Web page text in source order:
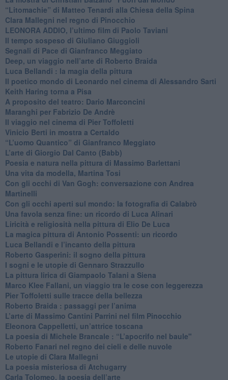
​“Litomachie” di Matteo Tenardi alla Chiesa della Spina
​Clara Mallegni nel regno di Pinocchio
​LEONORA ADDIO, l’ultimo film di Paolo Taviani
Il tempo sospeso di Giuliano Giuggioli
Segnali di Pace di Gianfranco Meggiato
​Deep, un viaggio nell’arte di Roberto Braida
​Luca Bellandi : la magia della pittura
​Il poetico mondo di Leonardo nel cinema di Alessandro Sarti
​Keith Haring torna a Pisa
​A proposito del teatro: Dario Marconcini
Maranghi per Fabrizio De Andrè
​Il viaggio nel cinema di Pier Toffoletti
Vinicio Berti in mostra a Certaldo
“L’uomo Quantico” di Gianfranco Meggiato
​L’arte di Giorgio Dal Canto (Babb)
Poesia e natura nella pittura di Massimo Barlettani
Una vita da modella, Martina Tosi
​Con gli occhi di Van Gogh: conversazione con Andrea
Martinelli
​Con gli occhi aperti sul mondo: la fotografia di Calabrò
Una favola senza fine: un ricordo di Luca Alinari
Liricità e religiosità nella pittura di Elio De Luca
La magica pittura di Antonio Possenti: un ricordo
Luca Bellandi e l’incanto della pittura
​Roberto Gasperini: il sogno della pittura
I sogni e le utopie di Gennaro Strazzullo
La pittura lirica di Giampaolo Talani a Siena
​Marco Klee Fallani, un viaggio tra le cose con leggerezza
​Pier Toffoletti sulle tracce della bellezza
​Roberto Braida : passaggi per l’anima
​L’arte di Massimo Cantini Parrini nel film Pinocchio
Eleonora Cappelletti, un’attrice toscana
​La poesia di Michele Brancale : “L’apocrifo nel baule"
Roberto Fanari nel regno dei cieli e delle nuvole
Le utopie di Clara Mallegni
​La poesia misteriosa di Atchugarry
Carla Tolomeo, la poesia dell’arte